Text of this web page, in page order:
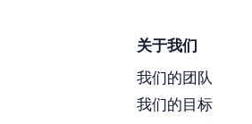
关于我们
我们的团队
我们的目标